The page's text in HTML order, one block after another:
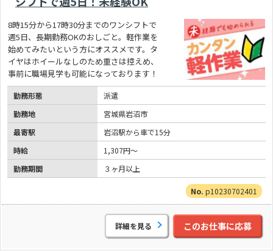
8時15分から17時30分までのワンシフトで
週5日、長期勤務OKのおしごと。軽作業を
始めてみたいという方にオススメです。タ
イヤはホイールなしのため重さは控えめ、
事前に職場見学も可能になっております！
勤務形態
派遣
勤務地
宮城県岩沼市
最寄駅
岩沼駅から車で15分
時給
1,307円～
勤務期間
３ヶ月以上
p10230702401
詳細を見る このお仕事に応募